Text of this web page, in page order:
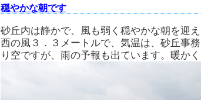
穏やかな朝です
砂丘内は静かで、風も弱く穏やかな朝を迎
西の風３．３メートルで、気温は、砂丘事
り空ですが、雨の予報も出ています。暖か